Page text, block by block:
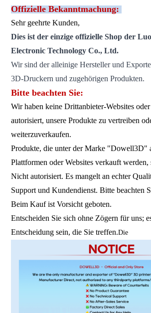
Offizielle Bekanntmachung:
Sehr geehrte Kunden,
Dies ist der einzige offizielle Shop der
Electronic Technology Co., Ltd.
Wir sind der alleinige Hersteller und
3D-Druckern und zugehörigen Produkten.
Bitte beachten Sie:
Wir haben keine Drittanbieter-Websites
autorisiert, unsere Produkte zu vertreiben
weiterzuverkaufen.
Produkte, die unter der Marke "Dowell3D"
Plattformen oder Websites verkauft werden,
Nicht autorisiert. Es mangelt an echter
Support und Kundendienst. Bitte beachten
Beim Kauf ist Vorsicht geboten.
Entscheiden Sie sich ohne Zögern für uns;
Entscheidung sein, die Sie treffen.Die